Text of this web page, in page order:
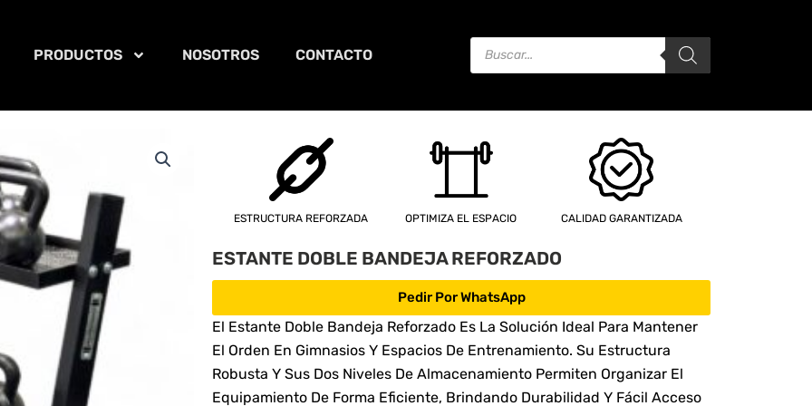
PRODUCTOS NOSOTROS CONTACTO
Search
ESTRUCTURA REFORZADA OPTIMIZA EL ESPACIO CALIDAD GARANTIZADA
ESTANTE DOBLE BANDEJA REFORZADO
Pedir Por WhatsApp
El Estante Doble Bandeja Reforzado Es La Solución Ideal Para Mantener
El Orden En Gimnasios Y Espacios De Entrenamiento. Su Estructura
Robusta Y Sus Dos Niveles De Almacenamiento Permiten Organizar El
Equipamiento De Forma Eficiente, Brindando Durabilidad Y Fácil Acceso